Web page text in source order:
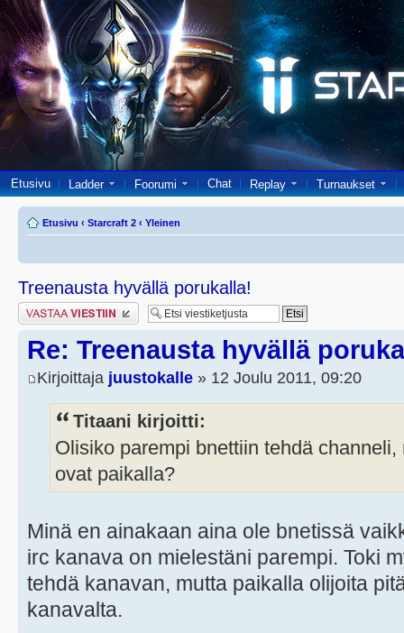
Etusivu Ladder Foorumi Chat Replay Turnaukset
Etusivu ‹ Starcraft 2 ‹ Yleinen
Treenausta hyvällä porukalla!
Lähetä vastaus
Re: Treenausta hyvällä
Kirjoittaja juustokalle » 12 Joulu 2011, 09:20
Titaani kirjoitti:
Olisiko parempi bnettiin tehdä
ovat paikalla?
Minä en ainakaan aina ole bnetissä
irc kanava on mielestäni parempi. Toki
tehdä kanavan, mutta paikalla olijoita
kanavalta.